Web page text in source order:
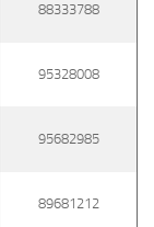
88333788
95328008
95682985
89681212